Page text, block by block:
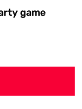
game